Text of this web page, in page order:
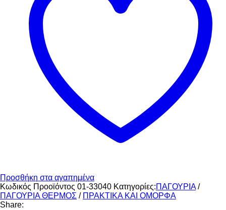
ποσότητα
Προσθήκη στα αγαπημένα
Κωδικός Προοϊόντος 01-33040 Κατηγορίες: ΠΑΓΟΥΡΙΑ/
ΠΑΓΟΥΡΙΑ ΘΕΡΜΟΣ / ΠΡΑΚΤΙΚΑ ΚΑΙ ΟΜΟΡΦΑ
Share: